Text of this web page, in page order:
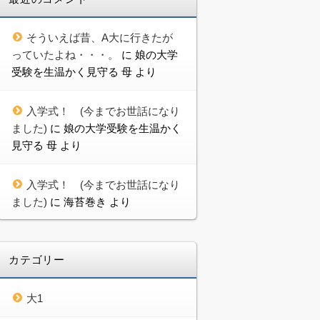
そういえば昔、A大に行きたが
っていたよね・・・。
に 娘の大学
受験を生温かく見守る 母 より
入学式！ (今までお世話になり
ました) に 娘の大学受験を生温かく
見守る 母 より
入学式！ (今までお世話になり
ました) に 海苔巻き より
カテゴリー
大1